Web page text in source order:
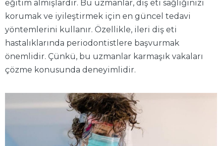
eğitim almışlardır. Bu uzmanlar, diş eti sağlığınızı
korumak ve iyileştirmek için en güncel tedavi
yöntemlerini kullanır. Özellikle, ileri diş eti
hastalıklarında periodontistlere başvurmak
önemlidir. Çünkü, bu uzmanlar karmaşık vakaları
çözme konusunda deneyimlidir.